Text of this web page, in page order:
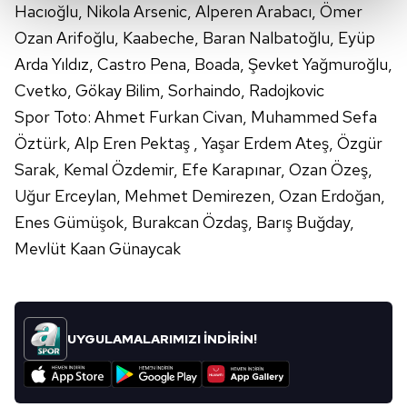
Her halükârda, kullanıcılar, bu çerezlere izin vermedikleri
takdirde, kullanıcılara hedefli reklamlar
gösterilmeyecektir."
Sizlere daha iyi bir hizmet sunabilmek için İnternet
Sitemizde kendimize ve üçüncü kişilere ait çerezler
kullanılmaktadır. Bu çerezler vasıtasıyla çeşitli kişisel
verileriniz işlenmekte olup gerekli olan çerezler bilgi
toplumu hizmetlerinin sunulması amacıyla
kullanılmaktadır. Diğer çerezler, sitemizin daha işlevsel
kılınması ve kişiselleştirilmesi ve sizlere yönelik
sınırlı olarak açık rızanız dahilinde kullanılacaktır.
Çerezlere ilişkin tercihlerinizi aşağıda yer alan panel
vasıtasıyla belirleyebilirsiniz. Çerezlere ilişkin detaylı bilgi
için Ayarlar butonuna tıklayabilir,Çerez Bilgilendirme
Hacıoğlu, Nikola Arsenic, Alperen Arabacı, Ömer
Ozan Arifoğlu, Kaabeche, Baran Nalbatoğlu, Eyüp
Arda Yıldız, Castro Pena, Boada, Şevket Yağmuroğlu,
Cvetko, Gökay Bilim, Sorhaindo, Radojkovic
Spor Toto: Ahmet Furkan Civan, Muhammed Sefa
Öztürk, Alp Eren Pektaş , Yaşar Erdem Ateş, Özgür
Sarak, Kemal Özdemir, Efe Karapınar, Ozan Özeş,
Uğur Erceylan, Mehmet Demirezen, Ozan Erdoğan,
Enes Gümüşok, Burakcan Özdaş, Barış Buğday,
Mevlüt Kaan Günaycak
UYGULAMALARIMIZI İNDİRİN!